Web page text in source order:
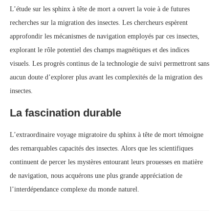
L’étude sur les sphinx à tête de mort a ouvert la voie à de futures
recherches sur la migration des insectes. Les chercheurs espèrent
approfondir les mécanismes de navigation employés par ces insectes,
explorant le rôle potentiel des champs magnétiques et des indices
visuels. Les progrès continus de la technologie de suivi permettront sans
aucun doute d’explorer plus avant les complexités de la migration des
insectes.
La fascination durable
L’extraordinaire voyage migratoire du sphinx à tête de mort témoigne
des remarquables capacités des insectes. Alors que les scientifiques
continuent de percer les mystères entourant leurs prouesses en matière
de navigation, nous acquérons une plus grande appréciation de
l’interdépendance complexe du monde naturel.